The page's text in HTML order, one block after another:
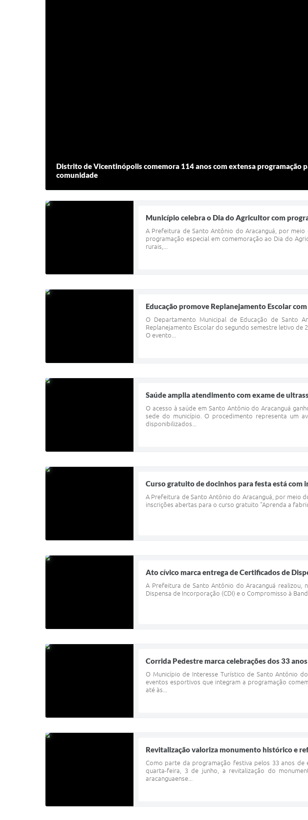
Distrito de Vicentinópolis comemora 114 anos com extensa programação
comunidade
Município celebra o Dia do Agricultor com
A Prefeitura de Santo Antônio do Aracanguá, por
programação especial em comemoração ao Dia do
rurais,...
Educação promove Replanejamento Escolar
O Departamento Municipal de Educação de Santo
Replanejamento Escolar do segundo semestre letivo
O evento...
Saúde amplia atendimento com exame de
O acesso à saúde em Santo Antônio do Aracanguá
sede do município. O procedimento representa um
disponibilizados...
Curso gratuito de docinhos para festa está com
A Prefeitura de Santo Antônio do Aracanguá, por meio
inscrições abertas para o curso gratuito "Aprenda a
Ato cívico marca entrega de Certificados de
A Prefeitura de Santo Antônio do Aracanguá realizou,
Dispensa de Incorporação (CDI) e o Compromisso à
Corrida Pedestre marca celebrações dos 33
O Município de Interesse Turístico de Santo Antônio
eventos esportivos que integram a programação
até às...
Revitalização valoriza monumento histórico e
Como parte da programação festiva pelos 33 anos de
quarta-feira, 3 de junho, a revitalização do
aracanguaense...